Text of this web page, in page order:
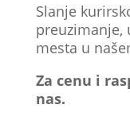
Slanje
preuzimanje,
mesta u
Za cenu i
nas.